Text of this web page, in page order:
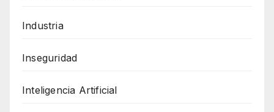
Industria
Inseguridad
Inteligencia Artificial